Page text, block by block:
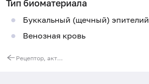
Тип биоматериала
Буккальный (щечный) эпителий
Венозная кровь
Рецептор, активируемый пролифераторами пероксисом, дельта (PPARD). Выявление мутации A(-101-842)G